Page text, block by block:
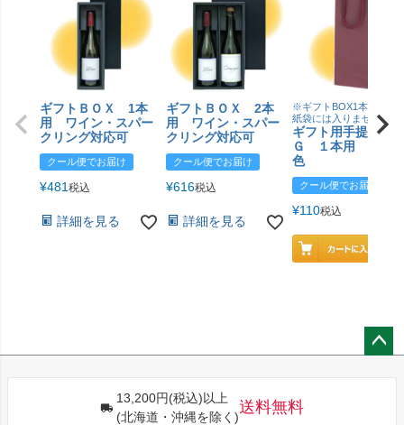
ギフトＢＯＸ 1本
用 ワイン・スパー
クリング対応可
クール便でお届け
¥481 税込
詳細を見る
ギフトＢＯＸ 2本
用 ワイン・スパー
クリング対応可
クール便でお届け
¥616税込
詳細を見る
※ギフトBOX1本用はこ
紙袋には入りません
ギフト用手提げＢ
Ｇ １本用 エン
色
クール便でお届け
¥110税込
13,200円(税込)以上
(北海道・沖縄を除く)
送料無料